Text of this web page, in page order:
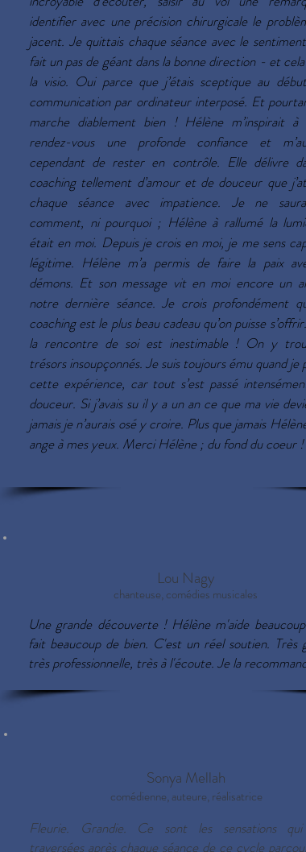
identifier avec une précision chirurgicale le
jacent. Je quittais chaque séance avec le sentiment
fait un pas de géant dans la bonne direction - et
la visio. Oui parce que j’étais sceptique au
communication par ordinateur interposé. Et
marche diablement bien ! Hélène m’inspirait à
rendez-vous une profonde confiance et
cependant de rester en contrôle. Elle délivre
coaching tellement d’amour et de douceur que
chaque séance avec impatience. Je ne
comment, ni pourquoi ; Hélène à rallumé la
était en moi. Depuis je crois en moi, je me sens
légitime. Hélène m’a permis de faire la paix
démons. Et son message vit en moi encore un
notre dernière séance. Je crois profondément
coaching est le plus beau cadeau qu’on puisse
la rencontre de soi est inestimable ! On y
trésors insoupçonnés. Je suis toujours ému quand je
cette expérience, car tout s’est passé
douceur.​ Si j’avais su il y a un an ce que ma vie
jamais je n’aurais osé y croire. Plus que jamais
ange à mes yeux. Merci Hélène ; du fond du coeur !
Lou Nagy
chanteuse, comédies musicales
Une grande découverte ! Hélène m'aide
fait beaucoup de bien. C'est un réel soutien. Très
très professionnelle, très à l'écoute. Je la
Sonya Mellah
comédienne, auteure, réalisatrice
Fleurie. Grandie. Ce sont les sensations qui
traversées après chaque séance de ce cycle